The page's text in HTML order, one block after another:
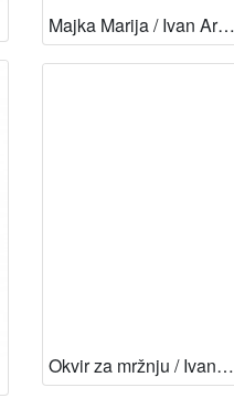
Majka Marija / Ivan Aralica
Okvir za mržnju / Ivan Aralica